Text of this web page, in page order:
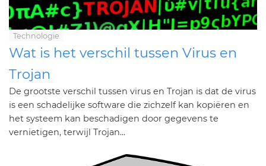
Technologie
Wat is het verschil tussen Virus en
Trojan
De grootste verschil tussen virus en Trojan is dat de virus
is een schadelijke software die zichzelf kan kopiëren en
het systeem kan beschadigen door gegevens te
vernietigen, terwijl Trojan...